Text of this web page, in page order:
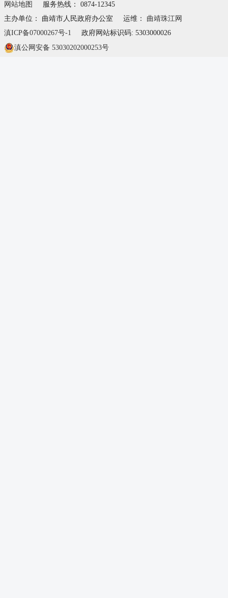
网站地图
服务热线： 0874-12345
主办单位： 曲靖市人民政府办公室
运维： 曲靖珠江网
滇ICP备07000267号-1
政府网站标识码: 5303000026
滇公网安备 53030202000253号